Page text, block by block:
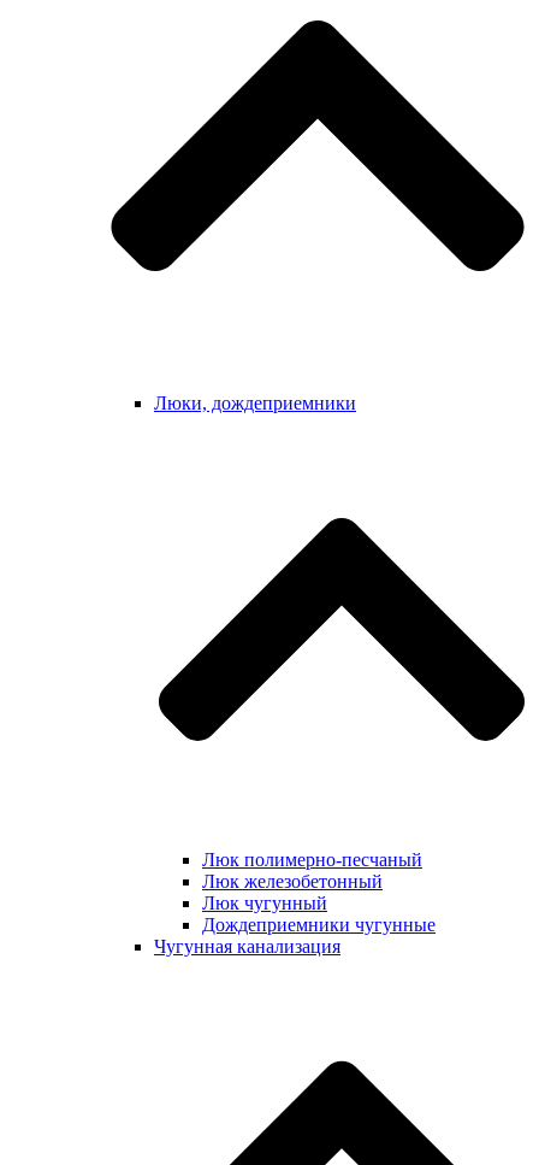
Люки, дождеприемники
Люк полимерно-песчаный
Люк железобетонный
Люк чугунный
Дождеприемники чугунные
Чугунная канализация